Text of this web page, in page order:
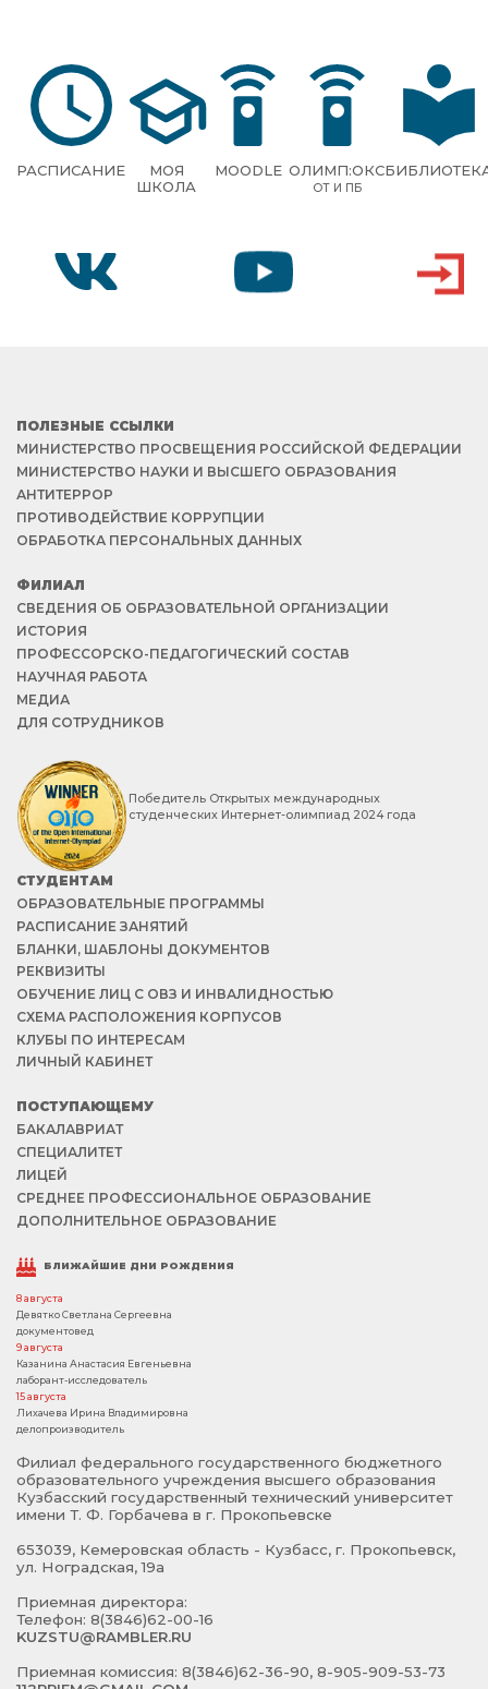
РАСПИСАНИЕ
МОЯ
ШКОЛА
MOODLE ОЛИМП:ОКС
ОТ И ПБ
ПОЛЕЗНЫЕ ССЫЛКИ
МИНИСТЕРСТВО ПРОСВЕЩЕНИЯ РОССИЙСКОЙ ФЕДЕРАЦИИ
МИНИСТЕРСТВО НАУКИ И ВЫСШЕГО ОБРАЗОВАНИЯ
АНТИТЕРРОР
ПРОТИВОДЕЙСТВИЕ КОРРУПЦИИ
ОБРАБОТКА ПЕРСОНАЛЬНЫХ ДАННЫХ
ФИЛИАЛ
СВЕДЕНИЯ ОБ ОБРАЗОВАТЕЛЬНОЙ ОРГАНИЗАЦИИ
ИСТОРИЯ
ПРОФЕССОРСКО-ПЕДАГОГИЧЕСКИЙ СОСТАВ
НАУЧНАЯ РАБОТА
МЕДИА
ДЛЯ СОТРУДНИКОВ
Победитель Открытых международных
студенческих Интернет-олимпиад 2024 года
СТУДЕНТАМ
ОБРАЗОВАТЕЛЬНЫЕ ПРОГРАММЫ
РАСПИСАНИЕ ЗАНЯТИЙ
БЛАНКИ, ШАБЛОНЫ ДОКУМЕНТОВ
РЕКВИЗИТЫ
ОБУЧЕНИЕ ЛИЦ С ОВЗ И ИНВАЛИДНОСТЬЮ
СХЕМА РАСПОЛОЖЕНИЯ КОРПУСОВ
КЛУБЫ ПО ИНТЕРЕСАМ
ЛИЧНЫЙ КАБИНЕТ
ПОСТУПАЮЩЕМУ
БАКАЛАВРИАТ
СПЕЦИАЛИТЕТ
ЛИЦЕЙ
СРЕДНЕЕ ПРОФЕССИОНАЛЬНОЕ ОБРАЗОВАНИЕ
ДОПОЛНИТЕЛЬНОЕ ОБРАЗОВАНИЕ
БЛИЖАЙШИЕ ДНИ РОЖДЕНИЯ
8 августа
Девятко Светлана Сергеевна
документовед
9 августа
Казанина Анастасия Евгеньевна
лаборант-исследователь
15 августа
Лихачева Ирина Владимировна
делопроизводитель
Филиал федерального государственного бюджетного
образовательного учреждения высшего образования
Кузбасский государственный технический университет
имени Т. Ф. Горбачева в г. Прокопьевске
653039, Кемеровская область - Кузбасс, г. Прокопьевск,
ул. Ноградская, 19а
Приемная директора:
Телефон: 8(3846)62-00-16
KUZSTU@RAMBLER.RU
Приемная комиссия: 8(3846)62-36-90, 8-905-909-53-73